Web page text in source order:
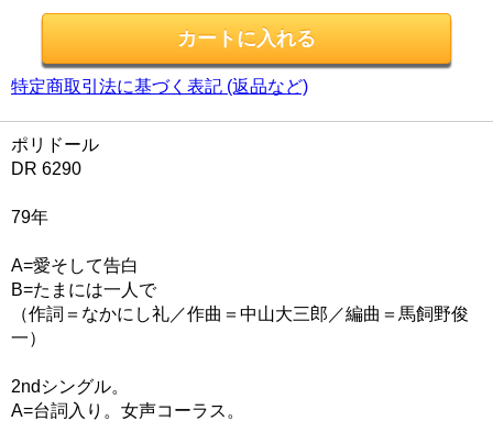
特定商取引法に基づく表記 (返品など)
ポリドール
DR 6290
79年
A=愛そして告白
B=たまには一人で
（作詞＝なかにし礼／作曲＝中山大三郎／編曲＝馬飼野俊
一）
2ndシングル。
A=台詞入り。女声コーラス。